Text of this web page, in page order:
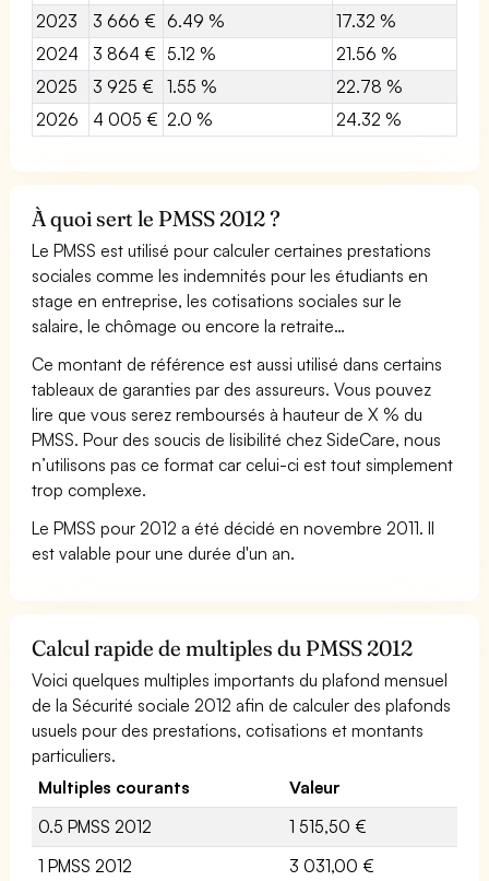
2023
3 666 € 6.49 %
17.32 %
2024
3 864 € 5.12 %
21.56 %
2025
3 925 € 1.55 %
22.78 %
2026
4 005 € 2.0 % 24.32 %
À quoi sert le PMSS 2012 ?
Le PMSS est utilisé pour calculer certaines prestations
sociales comme les indemnités pour les étudiants en
stage en entreprise, les cotisations sociales sur le
salaire, le chômage ou encore la retraite…
Ce montant de référence est aussi utilisé dans certains
tableaux de garanties par des assureurs. Vous pouvez
lire que vous serez remboursés à hauteur de X % du
PMSS. Pour des soucis de lisibilité chez SideCare, nous
n’utilisons pas ce format car celui-ci est tout simplement
trop complexe.
Le PMSS pour 2012 a été décidé en novembre 2011. Il
est valable pour une durée d'un an.
Calcul rapide de multiples du PMSS 2012
Voici quelques multiples importants du plafond mensuel
de la Sécurité sociale 2012 afin de calculer des plafonds
usuels pour des prestations, cotisations et montants
particuliers.
Multiples courants
Valeur
0.5 PMSS 2012
1 515,50 €
1 PMSS 2012
3 031,00 €